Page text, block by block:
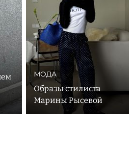
МОДА
Образы стилиста
Марины Рысевой